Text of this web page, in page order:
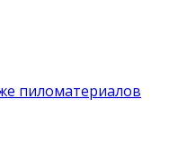
пиломатериалов